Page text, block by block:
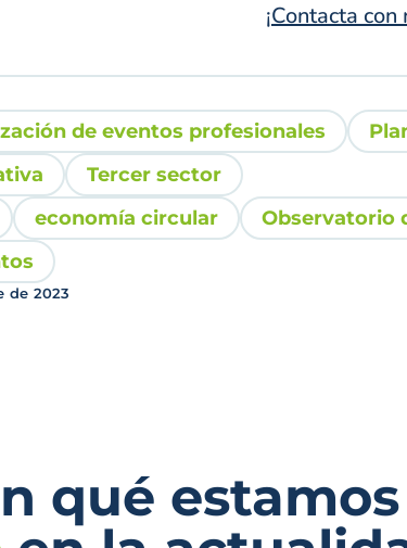
¡Contacta
de eventos profesionales
Tercer sector
economía circular Observatorio
de 2023
qué estamos